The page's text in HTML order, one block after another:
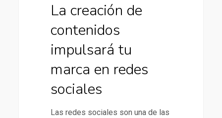
La creación de
contenidos
impulsará tu
marca en redes
sociales
Las redes sociales son una de las